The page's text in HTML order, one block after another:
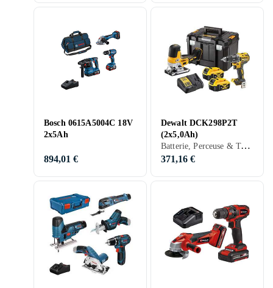
Bosch 0615A5004C 18V
2x5Ah
894,01 €
Dewalt DCK298P2T
(2x5,0Ah)
Batterie, Perceuse & Tournevis, Scie sauteuse, Meuleuse d'angle
371,16 €